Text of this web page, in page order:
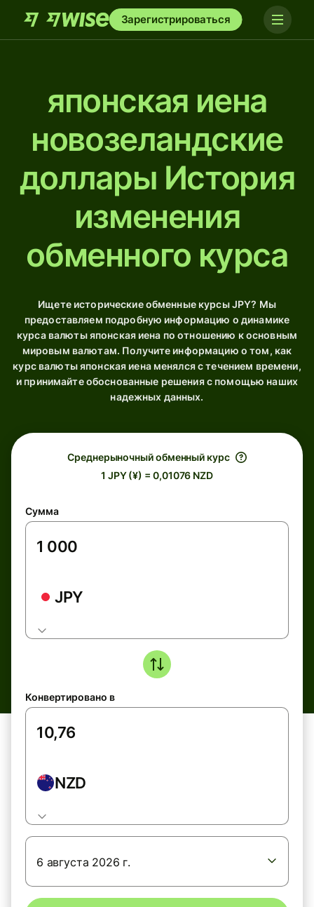
Зарегистрироваться
японская иена
новозеландские
доллары История
изменения
обменного курса
Ищете исторические обменные курсы JPY? Мы
предоставляем подробную информацию о динамике
курса валюты японская иена по отношению к основным
мировым валютам. Получите информацию о том, как
курс валюты японская иена менялся с течением времени,
и принимайте обоснованные решения с помощью наших
надежных данных.
Среднерыночный обменный курс
1 JPY (¥) = 0,01076 NZD
Сумма
JPY
Конвертировано в
NZD
6 августа 2026 г.